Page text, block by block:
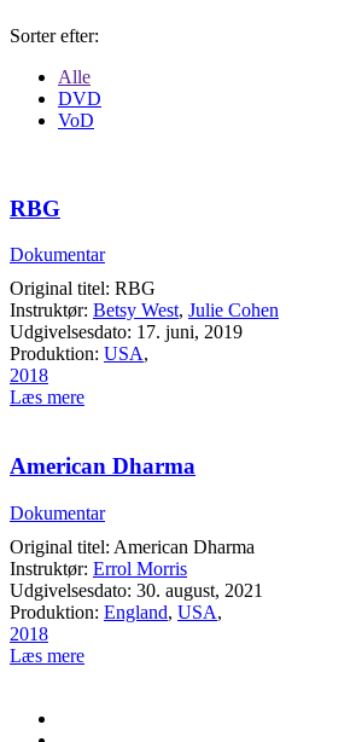
Sorter efter:
Alle
DVD
VoD
RBG
Dokumentar
Original titel: RBG
Instruktør: Betsy West, Julie Cohen
Udgivelsesdato: 17. juni, 2019
Produktion: USA,
2018
Læs mere
American Dharma
Dokumentar
Original titel: American Dharma
Instruktør: Errol Morris
Udgivelsesdato: 30. august, 2021
Produktion: England, USA,
2018
Læs mere